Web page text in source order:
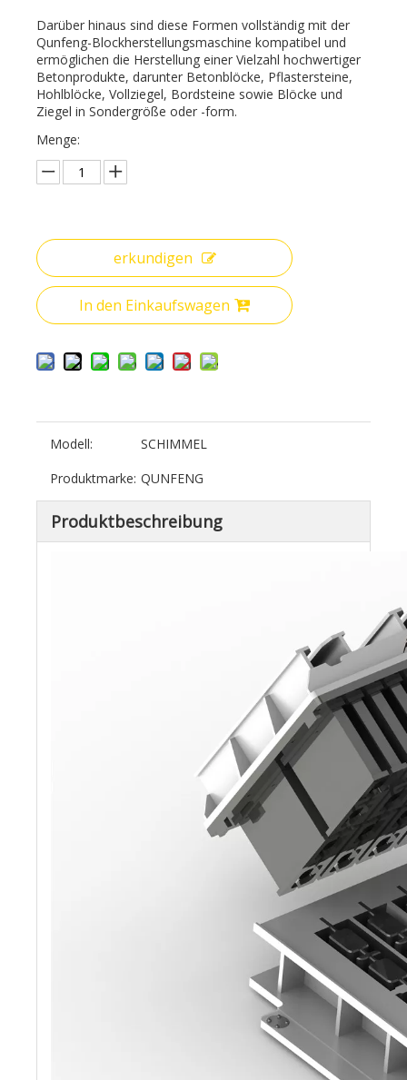
Darüber hinaus sind diese Formen vollständig mit der
Qunfeng-Blockherstellungsmaschine kompatibel und
ermöglichen die Herstellung einer Vielzahl hochwertiger
Betonprodukte, darunter Betonblöcke, Pflastersteine,
Hohlblöcke, Vollziegel, Bordsteine ​​sowie Blöcke und
Ziegel in Sondergröße oder -form.
Menge:
erkundigen
In den Einkaufswagen
Modell:
SCHIMMEL
Produktmarke: QUNFENG
Produktbeschreibung